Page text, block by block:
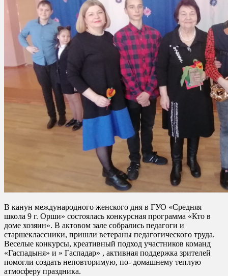
В канун международного женского дня в ГУО «Средняя
школа 9 г. Орши» состоялась конкурсная программа «Кто в
доме хозяин». В актовом зале собрались педагоги и
старшеклассники, пришли ветераны педагогического труда.
Веселые конкурсы, креативный подход участников команд
«Гаспадыня» и » Гаспадар» , активная поддержка зрителей
помогли создать неповторимую, по- домашнему теплую
атмосферу праздника.